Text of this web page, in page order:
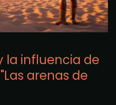
la influencia de
arenas de